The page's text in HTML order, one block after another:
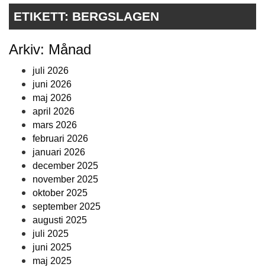
ETIKETT: BERGSLAGEN
Arkiv: Månad
juli 2026
juni 2026
maj 2026
april 2026
mars 2026
februari 2026
januari 2026
december 2025
november 2025
oktober 2025
september 2025
augusti 2025
juli 2025
juni 2025
maj 2025